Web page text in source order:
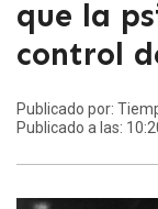
que la
control
Publicado por:
Publicado a las: